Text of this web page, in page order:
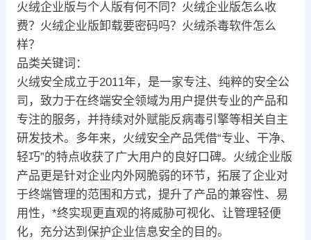
火绒企业版与个人版有何不同？火绒企业版怎么收
费？火绒企业版卸载要密码吗？火绒杀毒软件怎么
样？
品类关键词：
火绒安全成立于2011年，是一家专注、纯粹的安全公
司，致力于在终端安全领域为用户提供专业的产品和
专注的服务，并持续对外赋能反病毒引擎等相关自主
研发技术。多年来，火绒安全产品凭借“专业、干净、
轻巧”的特点收获了广大用户的良好口碑。火绒企业版
产品更是针对企业内外网脆弱的环节，拓展了企业对
于终端管理的范围和方式，提升了产品的兼容性、易
用性，*终实现更直观的将威胁可视化、让管理轻便
化，充分达到保护企业信息安全的目的。